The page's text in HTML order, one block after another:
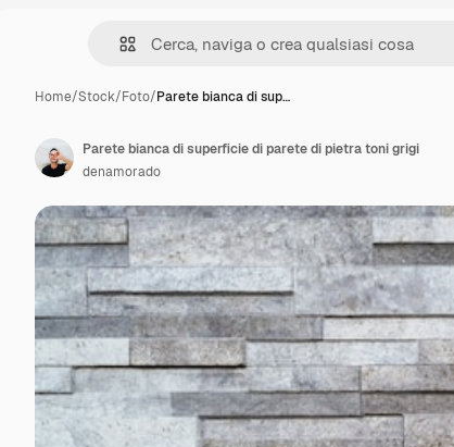
Home/Stock/Foto/Parete bianca di sup…
Parete bianca di superficie di parete di pietra toni grigi
denamorado